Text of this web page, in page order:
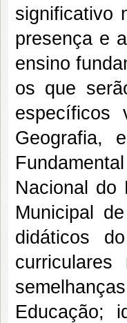
significativo
presença e
ensino
os que
específicos
Geografia,
Nacional do
Municipal
didáticos
Educação;